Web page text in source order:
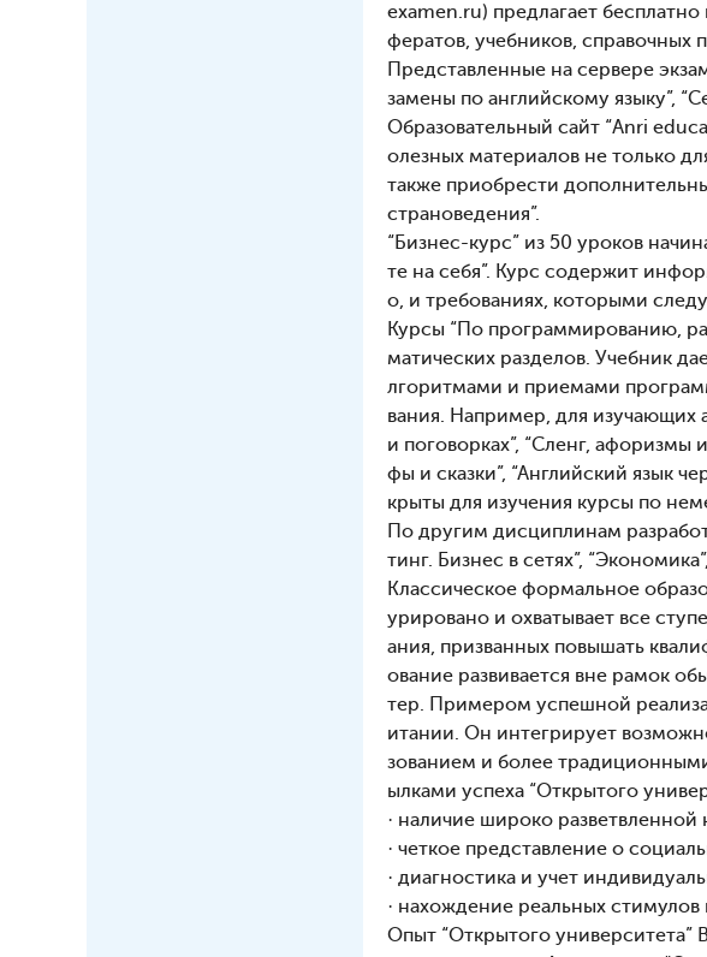
examen.ru) предлагает
фератов, учебников,
Представленные на сервере
замены по английскому языку”,
Образовательный сайт “Anri
олезных материалов не только
также приобрести
страноведения”.
“Бизнес-курс” из 50 уроков
те на себя”. Курс содержит
о, и требованиях, которыми
Курсы “По программированию,
матических разделов. Учебник
лгоритмами и приемами
вания. Например, для изучающих
и поговорках”, “Сленг, афоризмы
фы и сказки”, “Английский язык
крыты для изучения курсы по
По другим дисциплинам
тинг. Бизнес в сетях”,
Классическое формальное
урировано и охватывает все
ания, призванных повышать
ование развивается вне рамок
тер. Примером успешной
итании. Он интегрирует
зованием и более
ылками успеха “Открытого
· наличие широко
· четкое представление о
· диагностика и учет
· нахождение реальных
Опыт “Открытого